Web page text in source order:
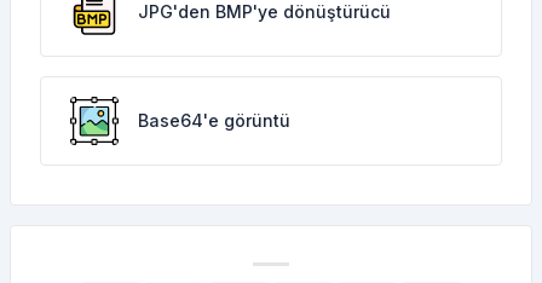
JPG'den BMP'ye dönüştürücü
Base64'e görüntü